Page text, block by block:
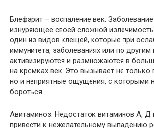
Блефарит – воспаление век.
изнуряющее своей сложной
один из видов клещей, которые при
иммунитета, заболеваниях или по другим
активизируются и размножаются в
на кромках век. Это вызывает не только
но и неприятные ощущения, с которыми
бороться.
Авитаминоз. Недостаток витаминов А, Д
привести к нежелательному выпадению